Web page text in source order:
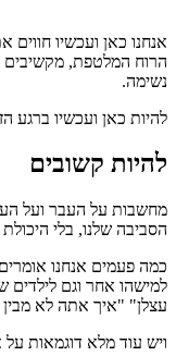
אנחנו כאן ועכשיו
הרוח המלטפת, מקשיבים
נשימה.
להיות כאן ועכשיו ברגע
להיות קשובים
מחשבות על העבר ועל
הסביבה שלנו, בלי
כמה פעמים אנחנו
למישהו אחר וגם
עצלן" "איך אתה לא
ויש עוד מלא דוגמאות על